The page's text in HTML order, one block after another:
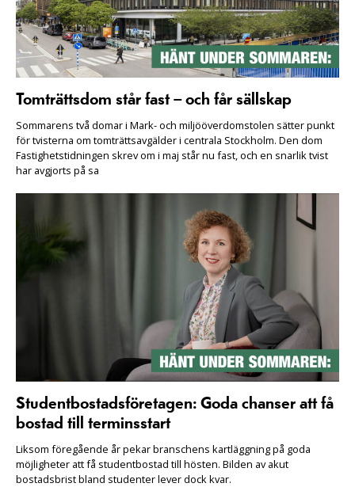
Tomträttsdom står fast – och får sällskap
Sommarens två domar i Mark- och miljööverdomstolen sätter punkt
för tvisterna om tomträttsavgälder i centrala Stockholm. Den dom
Fastighetstidningen skrev om i maj står nu fast, och en snarlik tvist
har avgjorts på sa
Studentbostadsföretagen: Goda chanser att få
bostad till terminsstart
Liksom föregående år pekar branschens kartläggning på goda
möjligheter att få studentbostad till hösten. Bilden av akut
bostadsbrist bland studenter lever dock kvar.